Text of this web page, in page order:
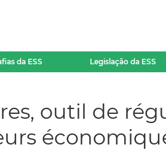
da ESS Legislação da ESS
outil de